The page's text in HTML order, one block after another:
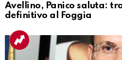
Avellino, Panico saluta:
definitivo al Foggia